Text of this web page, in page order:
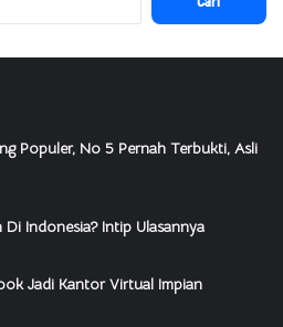
untuk:
Populer, No 5 Pernah Terbukti, Asli
Indonesia? Intip Ulasannya
Jadi Kantor Virtual Impian